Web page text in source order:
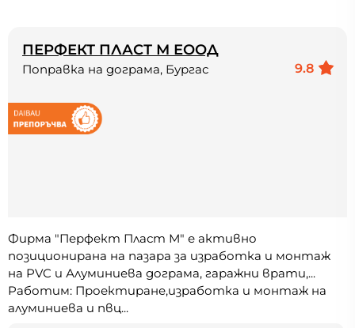
ПЕРФЕКТ ПЛАСТ М ЕООД
9.8
Поправка на дограма, Бургас
Фирма "Перфект Пласт М" е активно
позиционирана на пазара за изработка и монтаж
на PVC и Алуминиева дограма, гаражни врати,...
Работим: Проектиране,изработка и монтаж на
алуминиева и пвц...